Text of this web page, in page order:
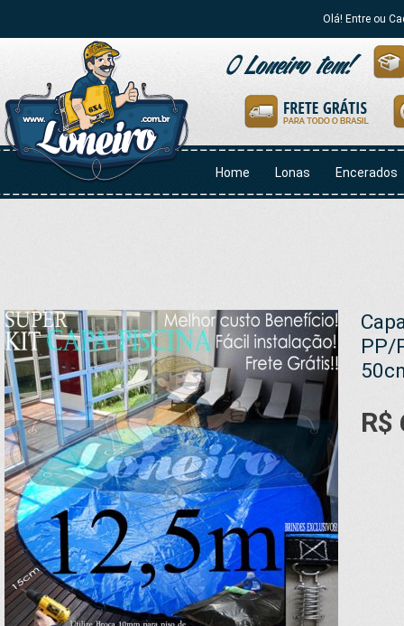
Olá! Entre ou
Home Lonas Encerados
PP/
R$